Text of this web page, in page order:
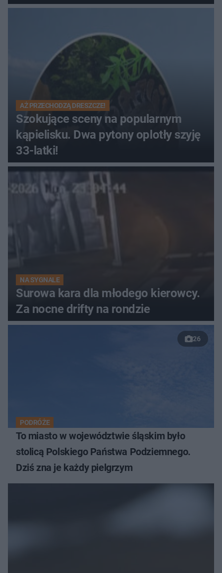
Muzeum Wsi Kieleckiej
AŻ PRZECHODZĄ DRESZCZE!
Szokujące sceny na popularnym
kąpielisku. Dwa pytony oplotły szyję
33-latki!
NA SYGNALE
Surowa kara dla młodego kierowcy.
Za nocne drifty na rondzie
26
PODRÓŻE
To miasto w województwie śląskim było
stolicą Polskiego Państwa Podziemnego.
Dziś zna je każdy pielgrzym